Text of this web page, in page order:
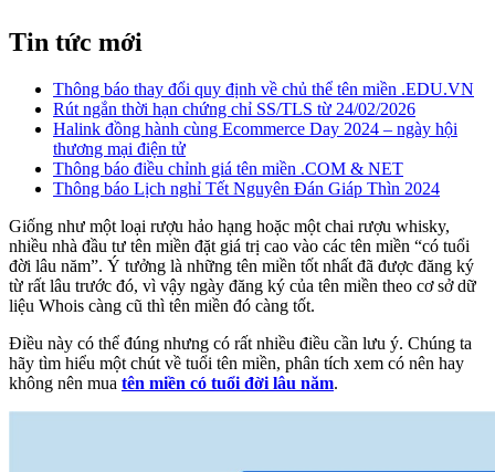
Tin tức mới
Thông báo thay đổi quy định về chủ thể tên miền .EDU.VN
Rút ngắn thời hạn chứng chỉ SS/TLS từ 24/02/2026
Halink đồng hành cùng Ecommerce Day 2024 – ngày hội
thương mại điện tử
Thông báo điều chỉnh giá tên miền .COM & NET
Thông báo Lịch nghỉ Tết Nguyên Đán Giáp Thìn 2024
Giống như một loại rượu hảo hạng hoặc một chai rượu whisky,
nhiều nhà đầu tư tên miền đặt giá trị cao vào các tên miền “có tuổi
đời lâu năm”. Ý tưởng là những tên miền tốt nhất đã được đăng ký
từ rất lâu trước đó, vì vậy ngày đăng ký của tên miền theo cơ sở dữ
liệu Whois càng cũ thì tên miền đó càng tốt.
Điều này có thể đúng nhưng có rất nhiều điều cần lưu ý. Chúng ta
hãy tìm hiểu một chút về tuổi tên miền, phân tích xem có nên hay
không nên mua tên miền có tuổi đời lâu năm.